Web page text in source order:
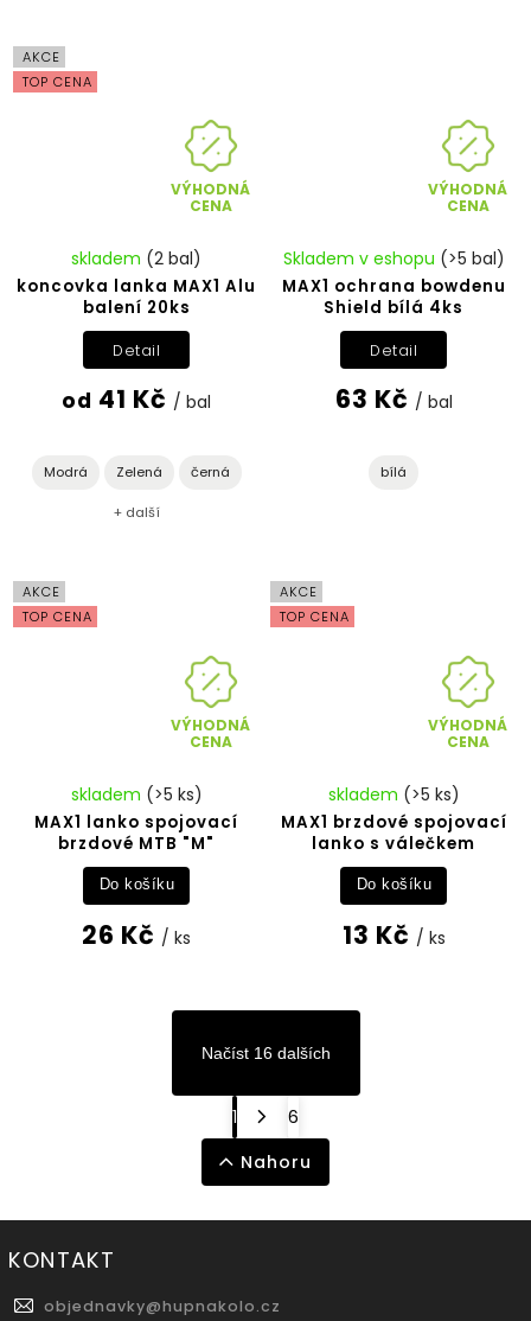
AKCE
TOP CENA
VÝHODNÁ
CENA
koncovka lanka MAX1 Alu
balení 20ks
skladem (2 bal)
od 41 Kč / bal
Detail
Modrá Zelená černá
+ další
VÝHODNÁ
CENA
MAX1 ochrana bowdenu
Shield bílá 4ks
Skladem v eshopu (>5 bal)
63 Kč / bal
Detail
bílá
AKCE
TOP CENA
VÝHODNÁ
CENA
MAX1 lanko spojovací
brzdové MTB "M"
skladem (>5 ks)
26 Kč / ks
Do košíku
AKCE
TOP CENA
VÝHODNÁ
CENA
MAX1 brzdové spojovací
lanko s válečkem
skladem (>5 ks)
13 Kč / ks
Do košíku
Načíst 16 dalších
1
6
Nahoru
KONTAKT
objednavky@hupnakolo.cz